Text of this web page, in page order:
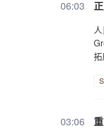
06:03
拓
03:06